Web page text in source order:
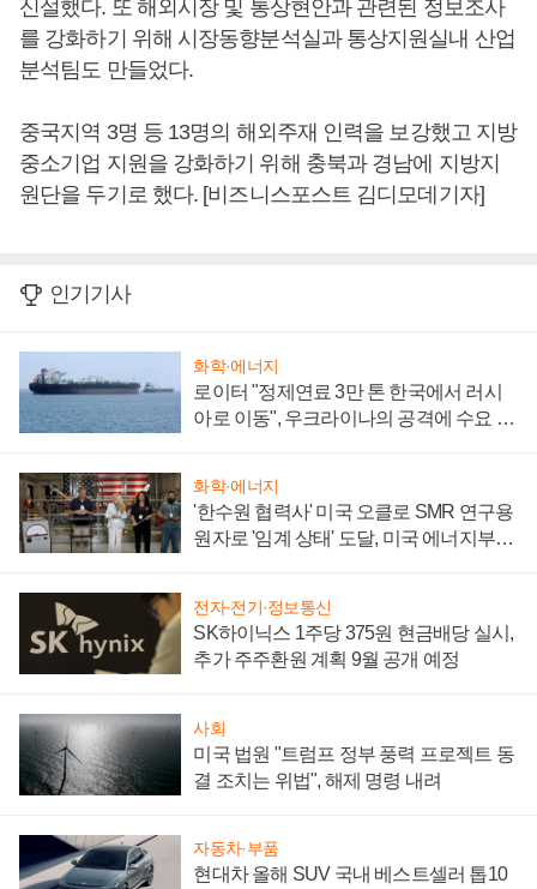
신설했다. 또 해외시장 및 통상현안과 관련된 정보조사
를 강화하기 위해 시장동향분석실과 통상지원실내 산업
분석팀도 만들었다.
중국지역 3명 등 13명의 해외주재 인력을 보강했고 지방
중소기업 지원을 강화하기 위해 충북과 경남에 지방지
원단을 두기로 했다. [비즈니스포스트 김디모데기자]
인기기사
화학·에너지
로이터 "정제연료 3만 톤 한국에서 러시
아로 이동", 우크라이나의 공격에 수요 늘
화학·에너지
'한수원 협력사' 미국 오클로 SMR 연구용
원자로 '임계 상태' 도달, 미국 에너지부
전자·전기·정보통신
SK하이닉스 1주당 375원 현금배당 실시,
추가 주주환원 계획 9월 공개 예정
사회
미국 법원 "트럼프 정부 풍력 프로젝트 동
결 조치는 위법", 해제 명령 내려
자동차·부품
현대차 올해 SUV 국내 베스트셀러 톱10